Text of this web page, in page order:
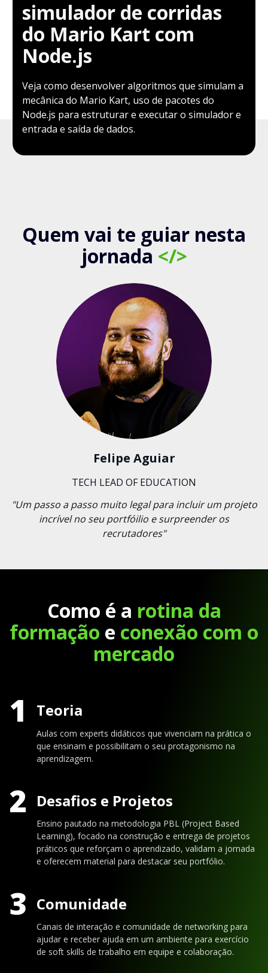
simulador de corridas
do Mario Kart com
Node.js
Veja como desenvolver algoritmos que simulam a
mecânica do Mario Kart, uso de pacotes do
Node.js para estruturar e executar o simulador e
entrada e saída de dados.
Quem vai te guiar nesta
jornada </>
Felipe Aguiar
TECH LEAD OF EDUCATION
"Um passo a passo muito legal para incluir um projeto
incrível no seu portfóilio e surpreender os
recrutadores"
Como é a rotina da
formação e conexão com o
mercado
1 Teoria
Aulas com experts didáticos que vivenciam na prática o
que ensinam e possibilitam o seu protagonismo na
aprendizagem.
2 Desafios e Projetos
Ensino pautado na metodologia PBL (Project Based
Learning), focado na construção e entrega de projetos
práticos que reforçam o aprendizado, validam a jornada
e oferecem material para destacar seu portfólio.
3 Comunidade
Canais de interação e comunidade de networking para
ajudar e receber ajuda em um ambiente para exercício
de soft skills de trabalho em equipe e colaboração.